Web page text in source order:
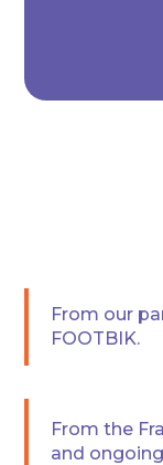
From our
FOOTBIK.
From the
and